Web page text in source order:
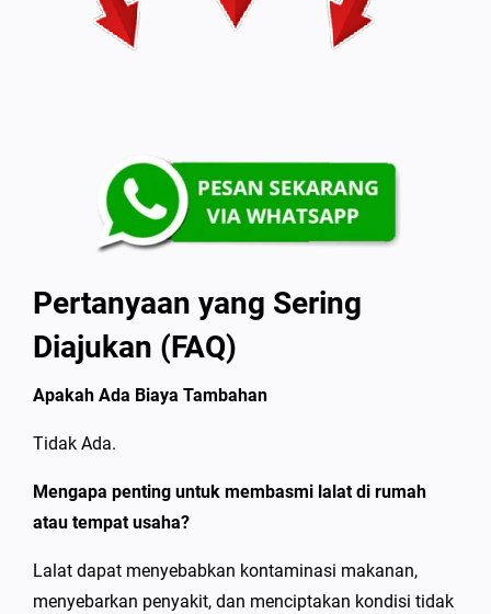
Pertanyaan yang Sering
Diajukan (FAQ)
Apakah Ada Biaya Tambahan
Tidak Ada.
Mengapa penting untuk membasmi lalat di rumah
atau tempat usaha?
Lalat dapat menyebabkan kontaminasi makanan,
menyebarkan penyakit, dan menciptakan kondisi tidak